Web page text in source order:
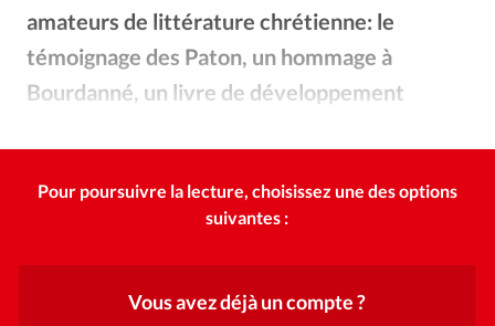
Se connecter
Édition: Internationale
RUBRIQUES
Tous les articles
Actualité chrétienne
Dossier
Eglises Foi Génération réveil
Monde
Publireportage
Relations Aujourd'hui
amateurs de littérature chrétienne: le
témoignage des Paton, un hommage à
Bourdanné, un livre de développement
Pour poursuivre la lecture, choisissez une des options
suivantes :
Vous avez déjà un compte ?